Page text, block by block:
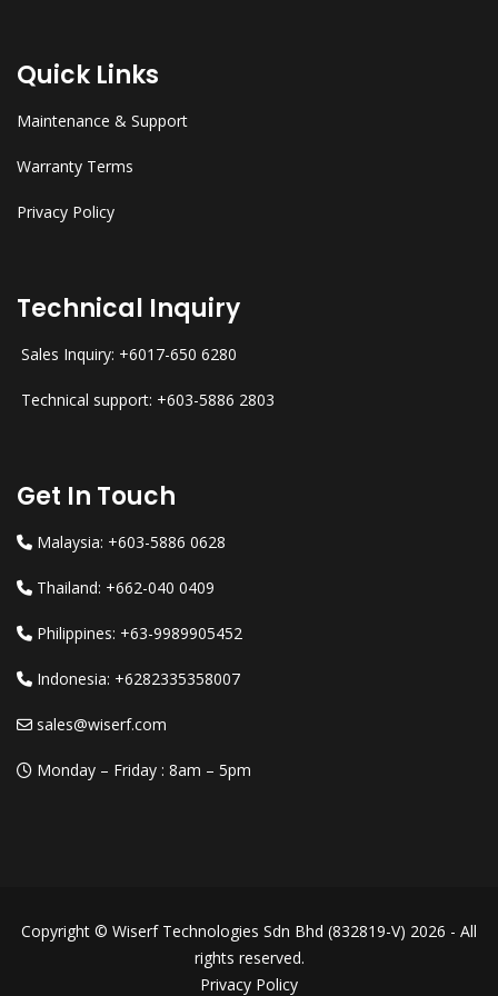
Quick Links
Maintenance & Support
Warranty Terms
Privacy Policy
Technical Inquiry
Sales Inquiry: +6017-650 6280
Technical support: +603-5886 2803
Get In Touch
Malaysia: +603-5886 0628
Thailand: +662-040 0409
Philippines: +63-9989905452
Indonesia: +6282335358007
sales@wiserf.com
Monday – Friday : 8am – 5pm
Copyright © Wiserf Technologies Sdn Bhd (832819-V) 2026 - All
rights reserved.
Privacy Policy